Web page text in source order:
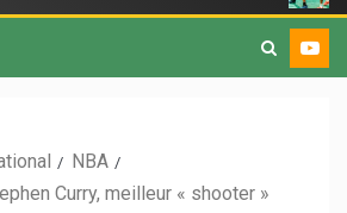
NBA
Curry, meilleur « shooter »